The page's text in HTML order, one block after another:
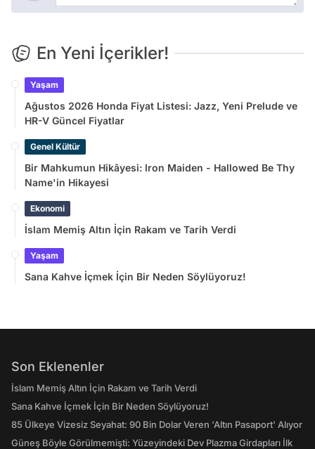
En Yeni İçerikler!
Yaşam
Ağustos 2026 Honda Fiyat Listesi: Jazz, Yeni Prelude ve
HR-V Güncel Fiyatlar
Genel Kültür
Bir Mahkumun Hikâyesi: Iron Maiden - Hallowed Be Thy
Name'in Hikayesi
Ekonomi
İslam Memiş Altın İçin Rakam ve Tarih Verdi
Yaşam
Sana Kahve İçmek İçin Bir Neden Söylüyoruz!
Son Eklenenler
İslam Memiş Altın İçin Rakam ve Tarih Verdi
Sana Kahve İçmek İçin Bir Neden Söylüyoruz!
85 Ülkeye Vizesiz Seyahat: 90 Bin Dolar Veren 'Altın Pasaport' Alıyor
Güneş Böyle Görülmemişti: Yüzeyindeki Dev Plazma Girdapları İlk